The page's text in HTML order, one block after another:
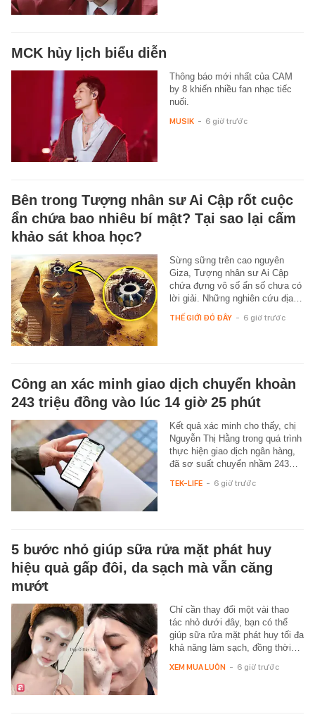
MCK hủy lịch biểu diễn
Thông báo mới nhất của CAM
by 8 khiến nhiều fan nhạc tiếc
nuối.
MUSIK - 6 giờ trước
Bên trong Tượng nhân sư Ai Cập rốt cuộc
ẩn chứa bao nhiêu bí mật? Tại sao lại cấm
khảo sát khoa học?
Sừng sững trên cao nguyên
Giza, Tượng nhân sư Ai Cập
chứa đựng vô số ẩn số chưa có
lời giải. Những nghiên cứu địa…
THẾ GIỚI ĐÓ ĐÂY - 6 giờ trước
Công an xác minh giao dịch chuyển khoản
243 triệu đồng vào lúc 14 giờ 25 phút
Kết quả xác minh cho thấy, chị
Nguyễn Thị Hằng trong quá trình
thực hiện giao dịch ngân hàng,
đã sơ suất chuyển nhầm 243…
TEK-LIFE - 6 giờ trước
5 bước nhỏ giúp sữa rửa mặt phát huy
hiệu quả gấp đôi, da sạch mà vẫn căng
mướt
Chỉ cần thay đổi một vài thao
tác nhỏ dưới đây, bạn có thể
giúp sữa rửa mặt phát huy tối đa
khả năng làm sạch, đồng thời…
XEM MUA LUÔN - 6 giờ trước